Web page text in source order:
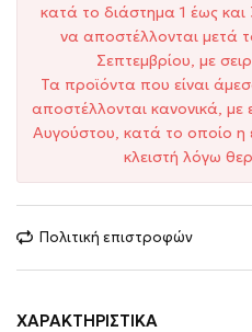
κατά το διάστημα 1 έως
να αποστέλλονται μετά
Σεπτεμβρίου, με
Τα προϊόντα που είναι
αποστέλλονται κανονικά, με
Αυγούστου, κατά το οποίο η
κλειστή λόγω
Πολιτική επιστροφών
ΧΑΡΑΚΤΗΡΙΣΤΙΚΆ